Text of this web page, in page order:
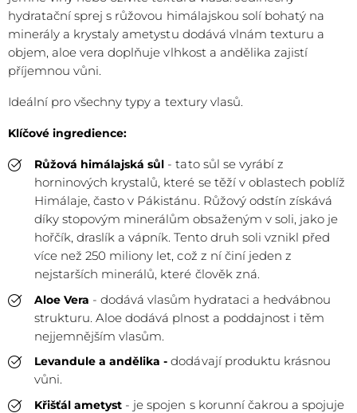
hydratační sprej s růžovou himálajskou solí bohatý na
minerály a krystaly ametystu dodává vlnám texturu a
objem, aloe vera doplňuje vlhkost a andělika zajistí
příjemnou vůni.
Ideální pro všechny typy a textury vlasů.
Klíčové ingredience:
Růžová himálajská sůl - tato sůl se vyrábí z
horninových krystalů, které se těží v oblastech poblíž
Himálaje, často v Pákistánu. Růžový odstín získává
díky stopovým minerálům obsaženým v soli, jako je
hořčík, draslík a vápník. Tento druh soli vznikl před
více než 250 miliony let, což z ní činí jeden z
nejstarších minerálů, které člověk zná.
Aloe Vera - dodává vlasům hydrataci a hedvábnou
strukturu. Aloe dodává plnost a poddajnost i těm
nejjemnějším vlasům.
Levandule a andělika - dodávají produktu krásnou
vůni.
Křišťál ametyst - je spojen s korunní čakrou a spojuje